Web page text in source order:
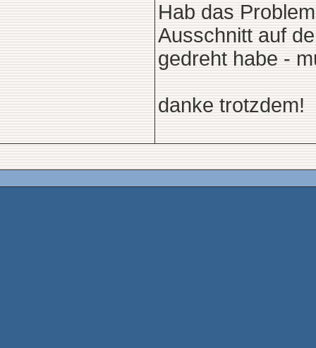
Hab das
Ausschnitt auf
gedreht habe -
danke trotzdem!